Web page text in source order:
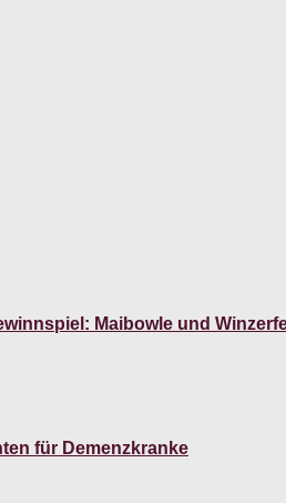
Maibowle und
für Demenzkranke